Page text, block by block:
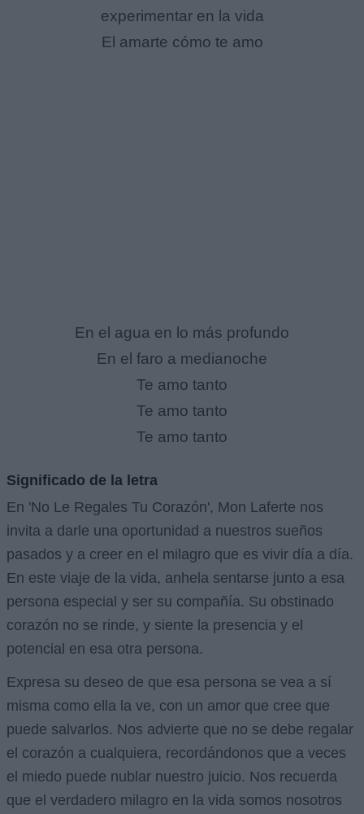
experimentar en la vida
El amarte cómo te amo
En el agua en lo más profundo
En el faro a medianoche
Te amo tanto
Te amo tanto
Te amo tanto
Significado de la letra
En 'No Le Regales Tu Corazón', Mon Laferte nos
invita a darle una oportunidad a nuestros sueños
pasados y a creer en el milagro que es vivir día a día.
En este viaje de la vida, anhela sentarse junto a esa
persona especial y ser su compañía. Su obstinado
corazón no se rinde, y siente la presencia y el
potencial en esa otra persona.
Expresa su deseo de que esa persona se vea a sí
misma como ella la ve, con un amor que cree que
puede salvarlos. Nos advierte que no se debe regalar
el corazón a cualquiera, recordándonos que a veces
el miedo puede nublar nuestro juicio. Nos recuerda
que el verdadero milagro en la vida somos nosotros